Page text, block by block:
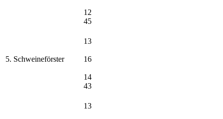
12
45
5. Schweineförster
13
16
14
43
13